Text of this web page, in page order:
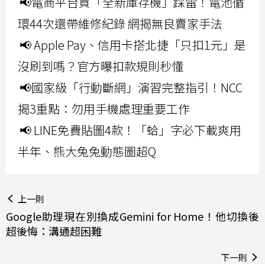
環44次還帶維修紀錄 網揭無良賣家手法
📢 Apple Pay、信用卡搭北捷「只扣1元」是
沒刷到嗎？官方曝扣款規則秒懂
📢國家級「行動斷網」演習完整指引！NCC
揭3重點：勿用手機處理重要工作
📢 LINE免費貼圖4款！「蛤」字必下載爽用
半年、熊大兔兔動態圖超Q
上一則
Google助理現在別換成Gemini for Home！他切換後
超後悔：溝通超困難
下一則